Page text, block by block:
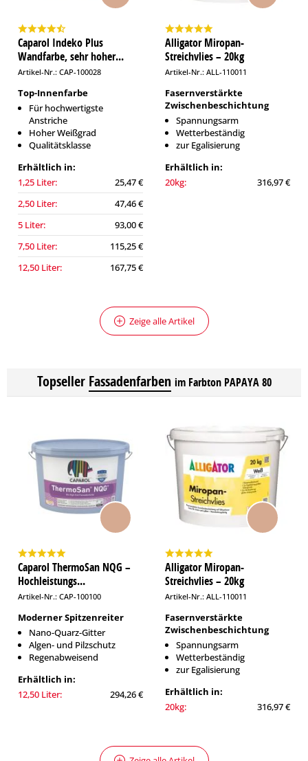
Caparol Indeko Plus
Wandfarbe, sehr hoher...
Artikel-Nr.: CAP-100028
Top-Innenfarbe
Für hochwertigste
Anstriche
Hoher Weißgrad
Qualitätsklasse
Erhältlich in:
1,25 Liter:
25,47 €
2,50 Liter:
47,46 €
5 Liter:
93,00 €
7,50 Liter:
115,25 €
12,50 Liter:
167,75 €
Alligator Miropan-
Streichvlies – 20kg
Artikel-Nr.: ALL-110011
Fasernverstärkte
Zwischenbeschichtung
Spannungsarm
Wetterbeständig
zur Egalisierung
Erhältlich in:
20kg:
316,97 €
Zeige alle Artikel
Topseller Fassadenfarben im Farbton PAPAYA 80
Caparol ThermoSan NQG –
Hochleistungs...
Artikel-Nr.: CAP-100100
Moderner Spitzenreiter
Nano-Quarz-Gitter
Algen- und Pilzschutz
Regenabweisend
Erhältlich in:
12,50 Liter:
294,26 €
Alligator Miropan-
Streichvlies – 20kg
Artikel-Nr.: ALL-110011
Fasernverstärkte
Zwischenbeschichtung
Spannungsarm
Wetterbeständig
zur Egalisierung
Erhältlich in:
20kg:
316,97 €